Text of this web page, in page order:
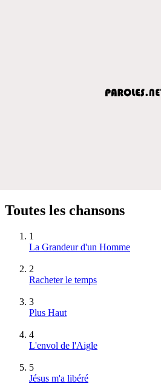
Toutes les chansons
1
La Grandeur d'un Homme
2
Racheter le temps
3
Plus Haut
4
L'envol de l'Aigle
5
Jésus m'a libéré